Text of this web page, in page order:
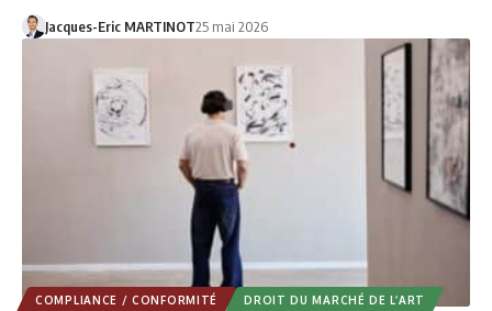
Jacques-Eric MARTINOT25 mai 2026
COMPLIANCE / CONFORMITÉ DROIT DU MARCHÉ DE L’ART